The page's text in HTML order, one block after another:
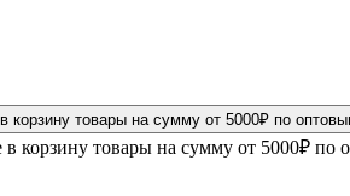
корзину товары на сумму от 5000₽ по